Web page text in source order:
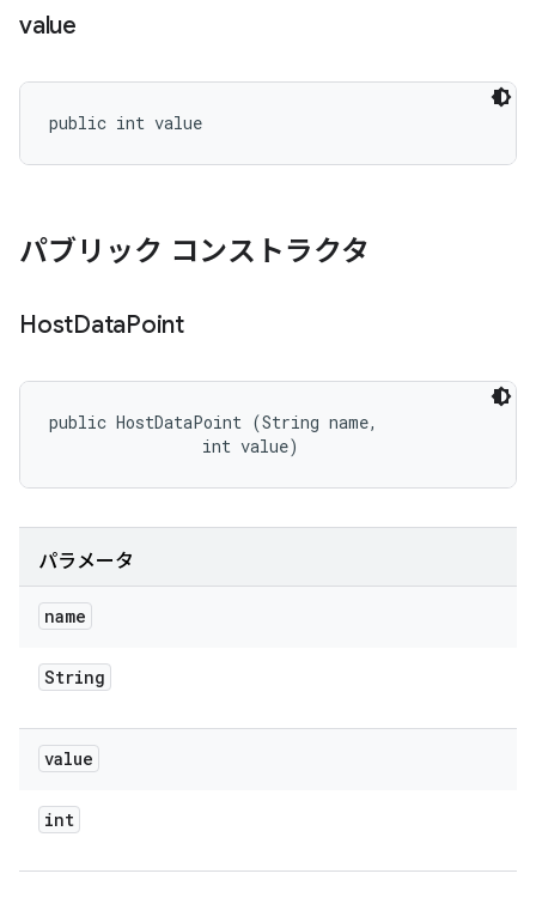
value
public int value
パブリック コンストラクタ
HostDataPoint
public HostDataPoint (String name,
                int value)
パラメータ
name
String
value
int